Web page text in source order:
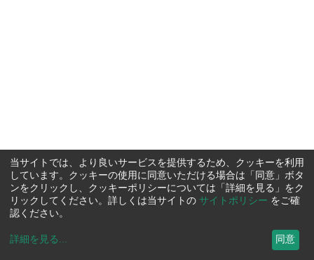
当サイトでは、より良いサービスを提供するため、クッキーを利用
しています。クッキーの使用に同意いただける場合は「同意」ボタ
ンをクリックし、クッキーポリシーについては「詳細を見る」をク
リックしてください。詳しくは当サイトの サイトポリシー をご確
認ください。
詳細を見る ... 同意